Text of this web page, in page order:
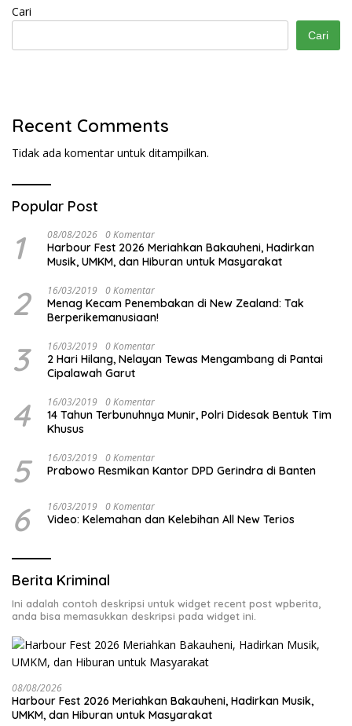
Cari
Cari
Recent Comments
Tidak ada komentar untuk ditampilkan.
Popular Post
1 08/08/2026 0 Komentar
Harbour Fest 2026 Meriahkan Bakauheni, Hadirkan
Musik, UMKM, dan Hiburan untuk Masyarakat
2 16/03/2019 0 Komentar
Menag Kecam Penembakan di New Zealand: Tak
Berperikemanusiaan!
3 16/03/2019 0 Komentar
2 Hari Hilang, Nelayan Tewas Mengambang di Pantai
Cipalawah Garut
4 16/03/2019 0 Komentar
14 Tahun Terbunuhnya Munir, Polri Didesak Bentuk Tim
Khusus
5 16/03/2019 0 Komentar
Prabowo Resmikan Kantor DPD Gerindra di Banten
6 16/03/2019 0 Komentar
Video: Kelemahan dan Kelebihan All New Terios
Berita Kriminal
Ini adalah contoh deskripsi untuk widget recent post wpberita,
anda bisa memasukkan deskripsi pada widget ini.
08/08/2026
Harbour Fest 2026 Meriahkan Bakauheni, Hadirkan Musik,
UMKM, dan Hiburan untuk Masyarakat